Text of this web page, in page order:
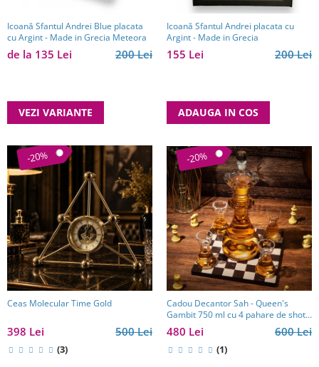
Icoană Sfantul Andrei Blue placata
cu Argint - Made in Grecia Meteora
200 Lei
de la 135 Lei
VEZI VARIANTE
Icoană Sfantul Andrei placata cu
Argint - Made in Grecia
200 Lei
155 Lei
ADAUGA IN COS
-20%
Ceas Molecular Time Gold
500 Lei
398 Lei
(3)
-20%
Cadou Decantor Sah - Queen's
Gambit 750 ml cu 4 pahare de shot
Kitchen
600 Lei
480 Lei
(1)